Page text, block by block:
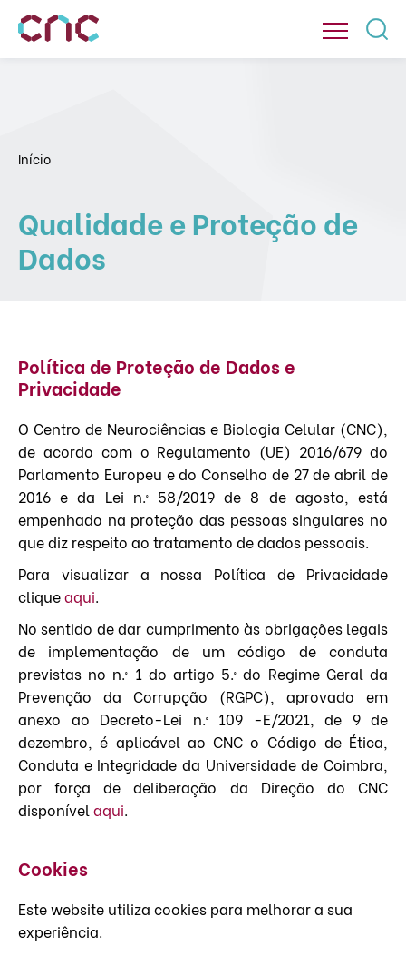
Início
Qualidade e Proteção de
Dados
Política de Proteção de Dados e
Privacidade
O Centro de Neurociências e Biologia Celular (CNC),
de acordo com o Regulamento (UE) 2016/679 do
Parlamento Europeu e do Conselho de 27 de abril de
2016 e da Lei n.º 58/2019 de 8 de agosto, está
empenhado na proteção das pessoas singulares no
que diz respeito ao tratamento de dados pessoais.
Para visualizar a nossa Política de Privacidade
cliqueaqui.
No sentido de dar cumprimento às obrigações legais
de implementação de um código de conduta
previstas no n.º 1 do artigo 5.º do Regime Geral da
Prevenção da Corrupção (RGPC), aprovado em
anexo ao Decreto-Lei n.º 109 -E/2021, de 9 de
dezembro, é aplicável ao CNC o Código de Ética,
Conduta e Integridade da Universidade de Coimbra,
por força de deliberação da Direção do CNC
disponível aqui.
Cookies
Este website utiliza cookies para melhorar a sua
experiência.